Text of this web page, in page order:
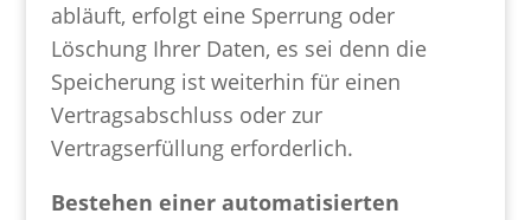
abläuft, erfolgt eine Sperrung oder
Löschung Ihrer Daten, es sei denn die
Speicherung ist weiterhin für einen
Vertragsabschluss oder zur
Vertragserfüllung erforderlich.
Bestehen einer automatisierten